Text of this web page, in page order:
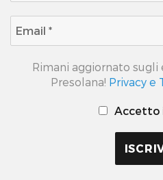
Rimani aggiornato
Presolana! Privacy e
Accetto